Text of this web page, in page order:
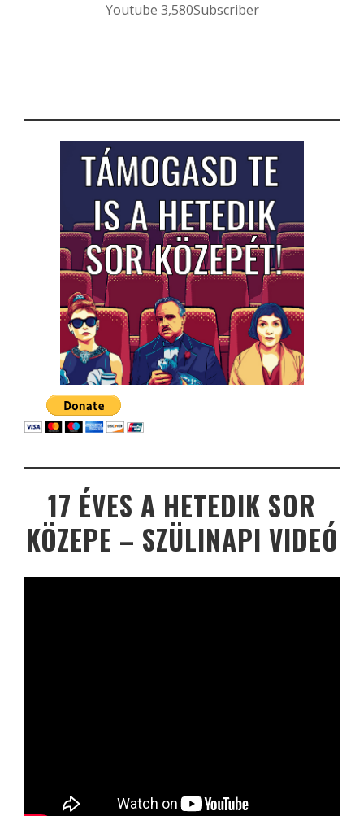
Youtube 3,580Subscriber
17 ÉVES A HETEDIK SOR
KÖZEPE – SZÜLINAPI VIDEÓ